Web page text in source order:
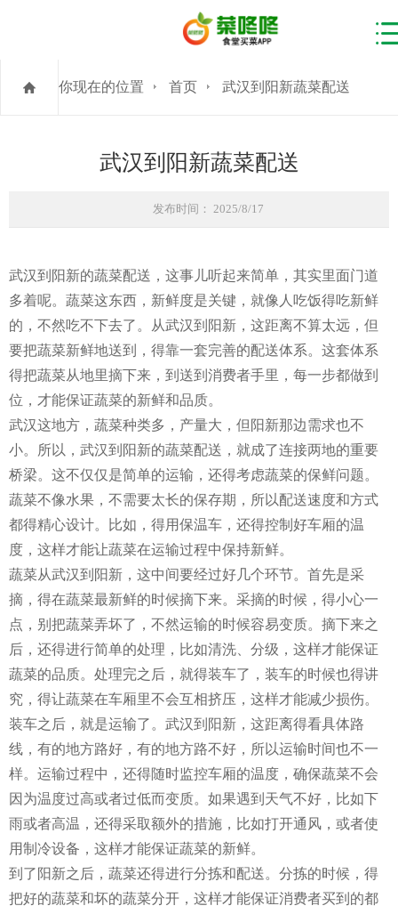
你现在的位置 首页 武汉到阳新蔬菜配送
武汉到阳新蔬菜配送
发布时间： 2025/8/17
武汉到阳新的蔬菜配送，这事儿听起来简单，其实里面门道
多着呢。蔬菜这东西，新鲜度是关键，就像人吃饭得吃新鲜
的，不然吃不下去了。从武汉到阳新，这距离不算太远，但
要把蔬菜新鲜地送到，得靠一套完善的配送体系。这套体系
得把蔬菜从地里摘下来，到送到消费者手里，每一步都做到
位，才能保证蔬菜的新鲜和品质。
武汉这地方，蔬菜种类多，产量大，但阳新那边需求也不
小。所以，武汉到阳新的蔬菜配送，就成了连接两地的重要
桥梁。这不仅仅是简单的运输，还得考虑蔬菜的保鲜问题。
蔬菜不像水果，不需要太长的保存期，所以配送速度和方式
都得精心设计。比如，得用保温车，还得控制好车厢的温
度，这样才能让蔬菜在运输过程中保持新鲜。
蔬菜从武汉到阳新，这中间要经过好几个环节。首先是采
摘，得在蔬菜最新鲜的时候摘下来。采摘的时候，得小心一
点，别把蔬菜弄坏了，不然运输的时候容易变质。摘下来之
后，还得进行简单的处理，比如清洗、分级，这样才能保证
蔬菜的品质。处理完之后，就得装车了，装车的时候也得讲
究，得让蔬菜在车厢里不会互相挤压，这样才能减少损伤。
装车之后，就是运输了。武汉到阳新，这距离得看具体路
线，有的地方路好，有的地方路不好，所以运输时间也不一
样。运输过程中，还得随时监控车厢的温度，确保蔬菜不会
因为温度过高或者过低而变质。如果遇到天气不好，比如下
雨或者高温，还得采取额外的措施，比如打开通风，或者使
用制冷设备，这样才能保证蔬菜的新鲜。
到了阳新之后，蔬菜还得进行分拣和配送。分拣的时候，得
把好的蔬菜和坏的蔬菜分开，这样才能保证消费者买到的都